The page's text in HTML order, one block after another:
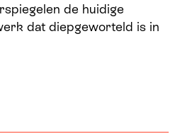
de huidige
dat diepgeworteld is in